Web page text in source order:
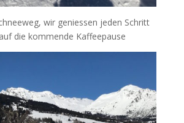
wir geniessen jeden Schritt
die kommende Kaffeepause